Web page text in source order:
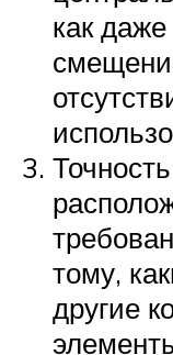
как
тому,
другие